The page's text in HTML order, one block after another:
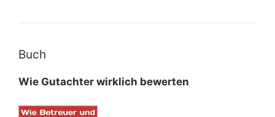
Buch
Wie Gutachter wirklich bewerten